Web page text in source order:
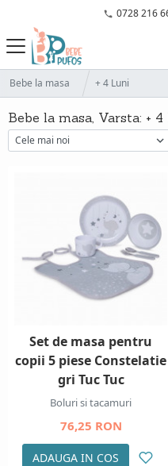
0728 216
Bebe la masa + 4 Luni
Bebe la masa, Varsta: +
Set de masa pentru
copii 5 piese Constelatie
gri Tuc Tuc
Boluri si tacamuri
76,25 RON
ADAUGA IN COS